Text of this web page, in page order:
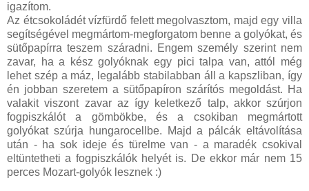
igazítom.
Az étcsokoládét vízfürdő felett megolvasztom, majd egy villa
segítségével megmártom-megforgatom benne a golyókat, és
sütőpapírra teszem száradni. Engem személy szerint nem
zavar, ha a kész golyóknak egy pici talpa van, attól még
lehet szép a máz, legalább stabilabban áll a kapszliban, így
én jobban szeretem a sütőpapíron szárítós megoldást. Ha
valakit viszont zavar az így keletkező talp, akkor szúrjon
fogpiszkálót a gömbökbe, és a csokiban megmártott
golyókat szúrja hungarocellbe. Majd a pálcák eltávolítása
után - ha sok ideje és türelme van - a maradék csokival
eltüntetheti a fogpiszkálók helyét is. De ekkor már nem 15
perces Mozart-golyók lesznek :)